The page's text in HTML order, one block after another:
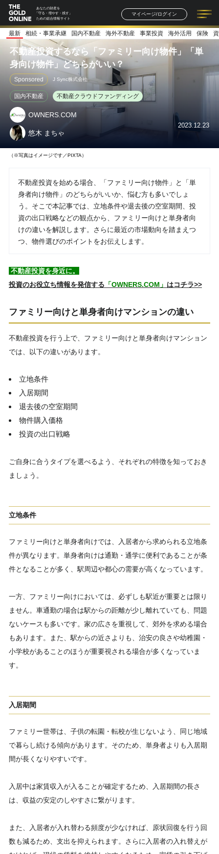
あなたの財産を
「守る・増やす・残す」
ための総合情報サイト
マイページ/ログイン
記事一覧 連載一覧
著者一覧 書籍一覧
最新 相続・事業承継 国内不動産 海外不動産 事業投資 海外活用 保険
不動産投資するなら「ファミリー向け物件」「単
身向け物件」どちらがいい？
Sponsored J Sync株式会社
国内不動産 不動産クラウドファンディング
OWNERS.COM
悠木 まちゃ
2023.12.23
（※写真はイメージです／PIXTA）
不動産投資を始める場合、「ファミリー向け物件」と「単
身者向け物件」のどちらがいいか、悩む方も多いでしょ
う。そこで本記事では、立地条件や退去後の空室期間、投
資の出口戦略などの観点から、ファミリー向けと単身者向
けの違いを解説します。さらに最近の市場動向を踏まえつ
つ、物件選びのポイントをお伝えします。
不動産投資を身近に。
投資のお役立ち情報を発信する 「OWNERS.COM」 はコチラ>>
ファミリー向けと単身者向けマンションの違い
不動産投資を行う上で、ファミリー向けと単身者向けマンション
では、以下の違いがあります。
立地条件
入居期間
退去後の空室期間
物件購入価格
投資の出口戦略
ご自身に合うタイプを選べるよう、それぞれの特徴を知っておき
ましょう。
立地条件
ファミリー向けと単身者向けでは、入居者から求められる立地条
件が異なります。単身者向けは通勤・通学に便利であることが条
件となることが多く、駅周辺や都心の需要が高くなっています。
一方、ファミリー向けにおいては、必ずしも駅近が重要とは限り
ません。車通勤の場合は駅からの距離が少し離れていても、問題
ないケースも多いです。家の広さを重視して、郊外を求める場合
もあります。また、駅からの近さよりも、治安の良さや幼稚園・
小学校があることのほうが重要視される場合が多くなっていま
す。
入居期間
ファミリー世帯は、子供の転園・転校が生じないよう、同じ地域
で暮らし続ける傾向があります。そのため、単身者よりも入居期
間が長くなりやすいです。
入居中は家賃収入が入ることが確定するため、入居期間の長さ
は、収益の安定のしやすさに繋がります。
また、入居者が入れ替わる頻度が少なければ、原状回復を行う回
数も減るため、支出を抑えられます。さらに入居者の入れ替えが